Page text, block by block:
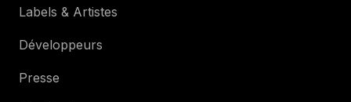
Labels & Artistes
Développeurs
Presse